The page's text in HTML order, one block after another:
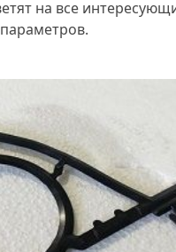
на все